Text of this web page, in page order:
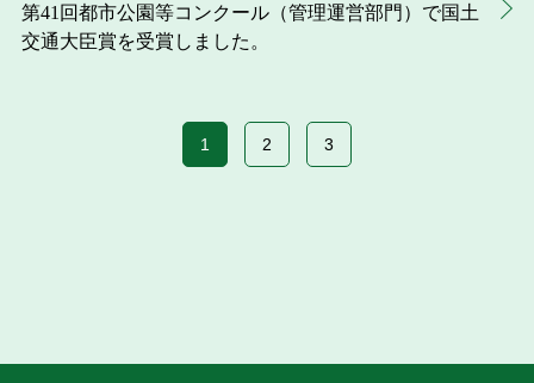
第41回都市公園等コンクール（管理運営部門）で国土
交通大臣賞を受賞しました。
1 2 3